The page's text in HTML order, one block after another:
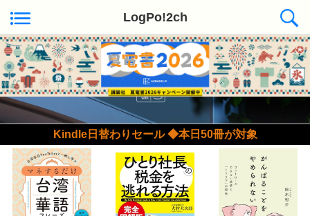
LogPo!2ch
Kindle日替わりセール ◆本日50冊が対象